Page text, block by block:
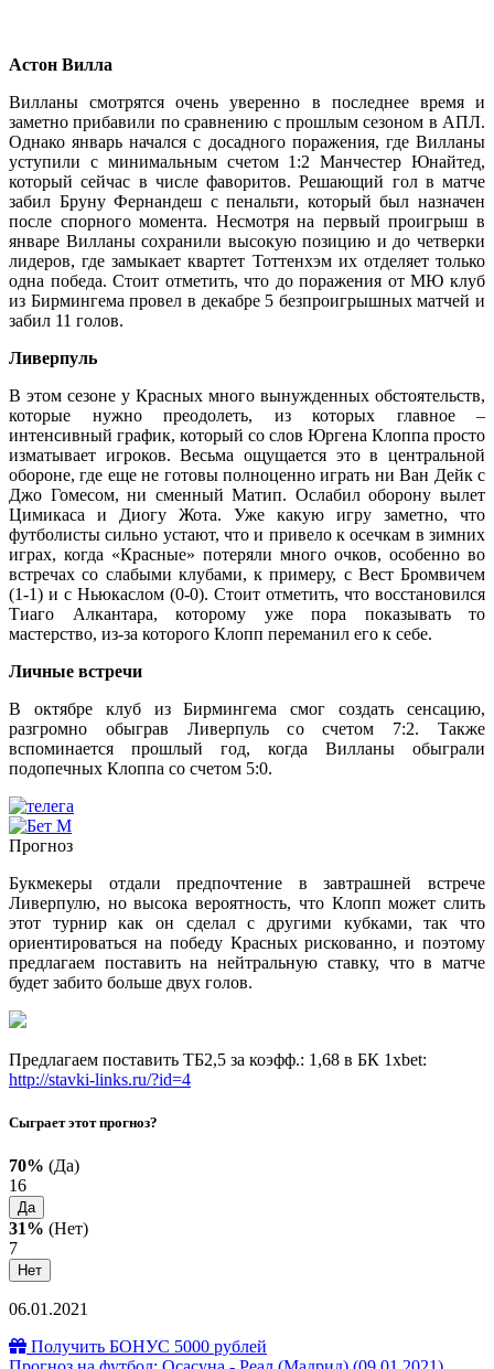
Астон Вилла
Вилланы смотрятся очень уверенно в последнее время и
заметно прибавили по сравнению с прошлым сезоном в АПЛ.
Однако январь начался с досадного поражения, где Вилланы
уступили с минимальным счетом 1:2 Манчестер Юнайтед,
который сейчас в числе фаворитов. Решающий гол в матче
забил Бруну Фернандеш с пенальти, который был назначен
после спорного момента. Несмотря на первый проигрыш в
январе Вилланы сохранили высокую позицию и до четверки
лидеров, где замыкает квартет Тоттенхэм их отделяет только
одна победа. Стоит отметить, что до поражения от МЮ клуб
из Бирмингема провел в декабре 5 безпроигрышных матчей и
забил 11 голов.
Ливерпуль
В этом сезоне у Красных много вынужденных обстоятельств,
которые нужно преодолеть, из которых главное –
интенсивный график, который со слов Юргена Клоппа просто
изматывает игроков. Весьма ощущается это в центральной
обороне, где еще не готовы полноценно играть ни Ван Дейк с
Джо Гомесом, ни сменный Матип. Ослабил оборону вылет
Цимикаса и Диогу Жота. Уже какую игру заметно, что
футболисты сильно устают, что и привело к осечкам в зимних
играх, когда «Красные» потеряли много очков, особенно во
встречах со слабыми клубами, к примеру, с Вест Бромвичем
(1-1) и с Ньюкаслом (0-0). Стоит отметить, что восстановился
Тиаго Алкантара, которому уже пора показывать то
мастерство, из-за которого Клопп переманил его к себе.
Личные встречи
В октябре клуб из Бирмингема смог создать сенсацию,
разгромно обыграв Ливерпуль со счетом 7:2. Также
вспоминается прошлый год, когда Вилланы обыграли
подопечных Клоппа со счетом 5:0.
Прогноз
Букмекеры отдали предпочтение в завтрашней встрече
Ливерпулю, но высока вероятность, что Клопп может слить
этот турнир как он сделал с другими кубками, так что
ориентироваться на победу Красных рискованно, и поэтому
предлагаем поставить на нейтральную ставку, что в матче
будет забито больше двух голов.
Предлагаем поставить ТБ2,5 за коэфф.: 1,68 в БК 1xbet:
http://stavki-links.ru/?id=4
Сыграет этот прогноз?
70% (Да)
16
Да
31% (Нет)
7
Нет
06.01.2021
Получить БОНУС 5000 рублей